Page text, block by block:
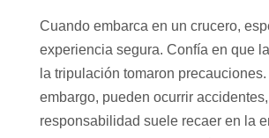
Cuando embarca en un crucero,
experiencia segura. Confía en que
la tripulación tomaron precauciones.
embargo, pueden ocurrir
responsabilidad suele recaer en la